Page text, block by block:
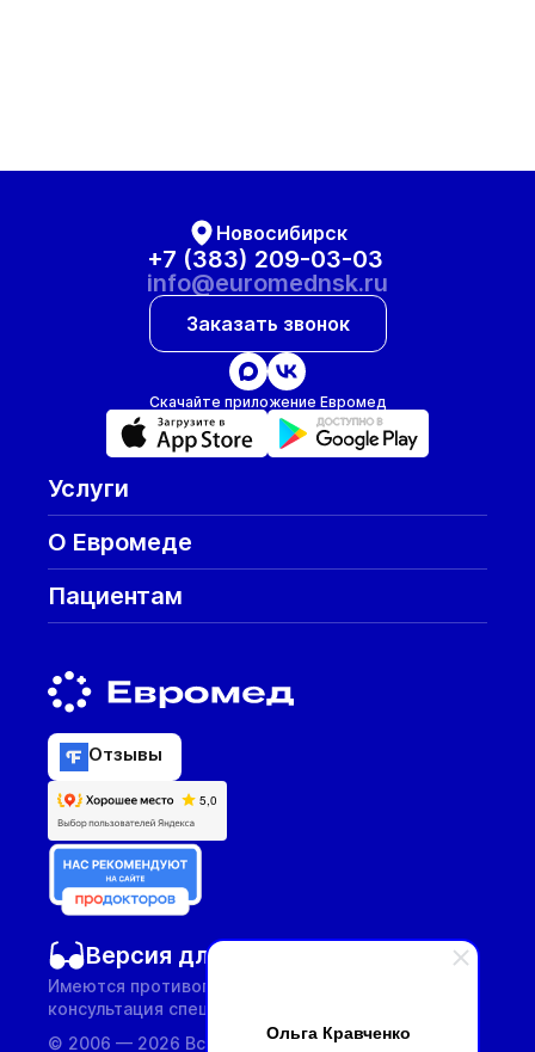
Ольга Кравченко
Новосибирск
+7 (383) 209-03-03
info@euromednsk.ru
Заказать звонок
Скачайте приложение Евромед
Услуги
О Евромеде
Пациентам
Отзывы
Версия для слабовидящих
Имеются противопоказания, необходима
консультация специалиста.
© 2006 — 2026 Все услуги предоставляются